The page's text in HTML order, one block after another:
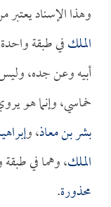
وهذا الإسناد يعتبر
الملكفي طبقة
أبيه وعن جده،
خماسي، وإنما هو
بشر بن معاذ، و
الملك، وهما في
محذورة.